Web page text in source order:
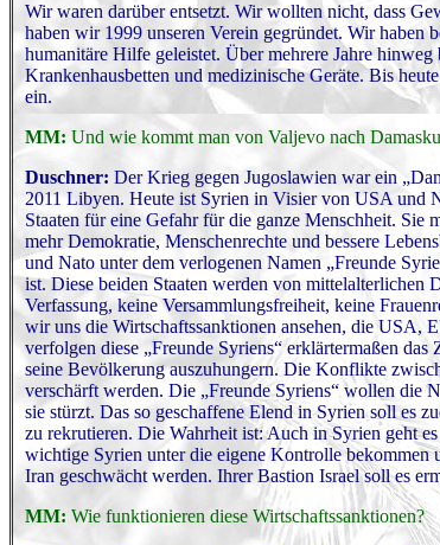
Wir waren darüber entsetzt. Wir wollten nicht, dass
haben wir 1999 unseren Verein gegründet. Wir haben
humanitäre Hilfe geleistet. Über mehrere Jahre
Krankenhausbetten und medizinische Geräte. Bis
ein.
MM: Und wie kommt man von Valjevo nach
Duschner: Der Krieg gegen Jugoslawien war ein
2011 Libyen. Heute ist Syrien in Visier von USA und
Staaten für eine Gefahr für die ganze Menschheit. Sie
mehr Demokratie, Menschenrechte und bessere
und Nato unter dem verlogenen Namen „Freunde
ist. Diese beiden Staaten werden von mittelalterlichen
Verfassung, keine Versammlungsfreiheit, keine
wir uns die Wirtschaftssanktionen ansehen, die USA,
verfolgen diese „Freunde Syriens“ erklärtermaßen
seine Bevölkerung auszuhungern. Die Konflikte
verschärft werden. Die „Freunde Syriens“ wollen die
sie stürzt. Das so geschaffene Elend in Syrien soll es
zu rekrutieren. Die Wahrheit ist: Auch in Syrien geht
wichtige Syrien unter die eigene Kontrolle bekommen
Iran geschwächt werden. Ihrer Bastion Israel soll es
MM: Wie funktionieren diese Wirtschaftssanktionen?